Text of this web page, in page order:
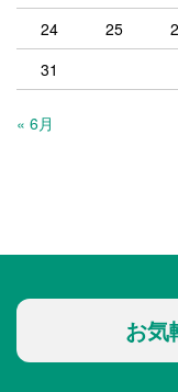
24
25
31
« 6月
お気